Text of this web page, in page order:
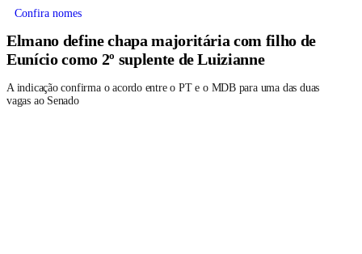
Confira nomes
Elmano define chapa majoritária com filho de
Eunício como 2º suplente de Luizianne
A indicação confirma o acordo entre o PT e o MDB para uma das duas
vagas ao Senado